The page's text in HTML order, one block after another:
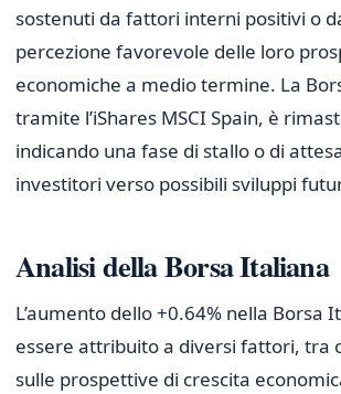
sostenuti da fattori interni positivi o
percezione favorevole delle loro
economiche a medio termine. La
tramite l’iShares MSCI Spain, è
indicando una fase di stallo o di
investitori verso possibili sviluppi
Analisi della Borsa Italiana
L’aumento dello +0.64% nella Borsa
essere attribuito a diversi fattori, tra
sulle prospettive di crescita